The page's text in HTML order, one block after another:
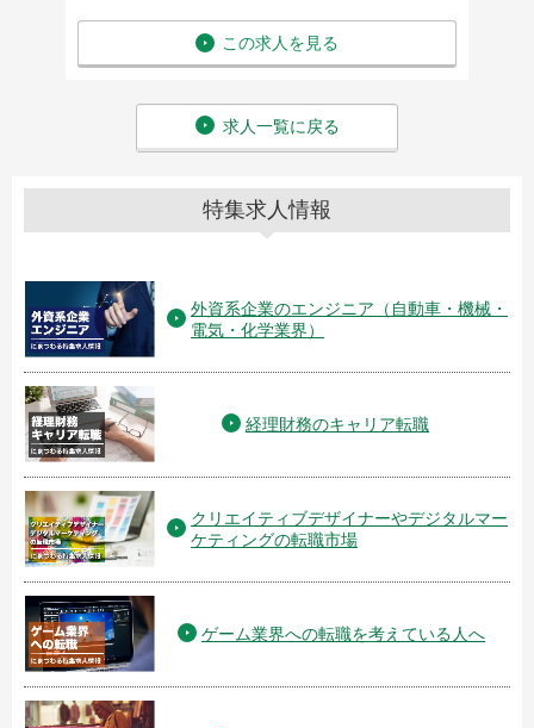
この求人を見る
求人一覧に戻る
特集求人情報
外資系企業のエンジニア（自動車・機械・
電気・化学業界）
経理財務のキャリア転職
クリエイティブデザイナーやデジタルマー
ケティングの転職市場
ゲーム業界への転職を考えている人へ